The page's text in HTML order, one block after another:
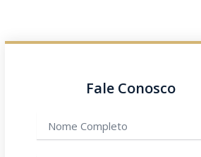
Fale Conosco
completo